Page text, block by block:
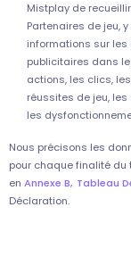
Mistplay de
Partenaires de jeu,
informations sur
publicitaires dans
actions, les clics,
réussites de jeu,
les
Nous précisons les
pour chaque finalité
en Annexe B, Tableau
Déclaration.